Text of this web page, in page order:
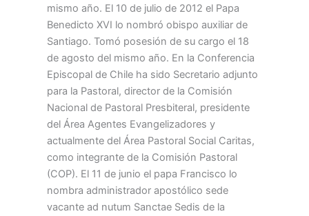
mismo año. El 10 de julio de 2012 el Papa
Benedicto XVI lo nombró obispo auxiliar de
Santiago. Tomó posesión de su cargo el 18
de agosto del mismo año. En la Conferencia
Episcopal de Chile ha sido Secretario adjunto
para la Pastoral, director de la Comisión
Nacional de Pastoral Presbiteral, presidente
del Área Agentes Evangelizadores y
actualmente del Área Pastoral Social Caritas,
como integrante de la Comisión Pastoral
(COP). El 11 de junio el papa Francisco lo
nombra administrador apostólico sede
vacante ad nutum Sanctae Sedis de la